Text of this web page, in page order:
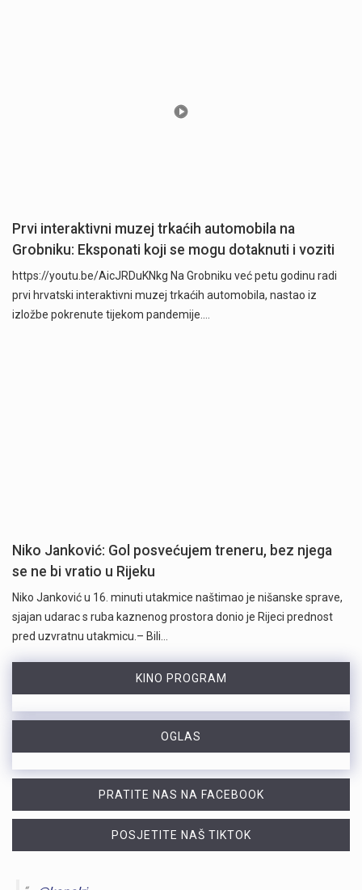
Prvi interaktivni muzej trkaćih automobila na
Grobniku: Eksponati koji se mogu dotaknuti i voziti
https://youtu.be/AicJRDuKNkg Na Grobniku već petu godinu radi
prvi hrvatski interaktivni muzej trkaćih automobila, nastao iz
izložbe pokrenute tijekom pandemije.…
Niko Janković: Gol posvećujem treneru, bez njega
se ne bi vratio u Rijeku
Niko Janković u 16. minuti utakmice naštimao je nišanske sprave,
sjajan udarac s ruba kaznenog prostora donio je Rijeci prednost
pred uzvratnu utakmicu.– Bili…
KINO PROGRAM
OGLAS
PRATITE NAS NA FACEBOOK
POSJETITE NAŠ TIKTOK